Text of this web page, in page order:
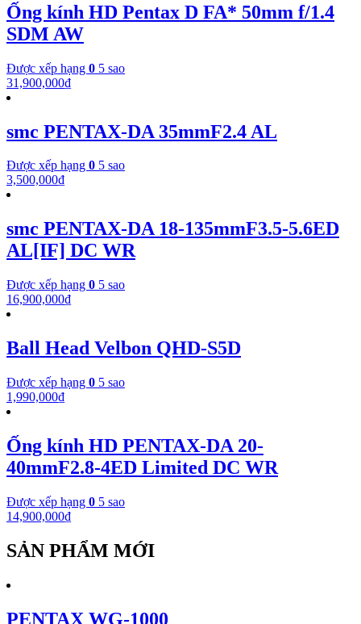
Ống kính HD Pentax D FA* 50mm f/1.4
SDM AW
Được xếp hạng 0 5 sao
31,900,000₫
smc PENTAX-DA 35mmF2.4 AL
Được xếp hạng 0 5 sao
3,500,000₫
smc PENTAX-DA 18-135mmF3.5-5.6ED
AL[IF] DC WR
Được xếp hạng 0 5 sao
16,900,000₫
Ball Head Velbon QHD-S5D
Được xếp hạng 0 5 sao
1,990,000₫
Ống kính HD PENTAX-DA 20-
40mmF2.8-4ED Limited DC WR
Được xếp hạng 0 5 sao
14,900,000₫
SẢN PHẨM MỚI
PENTAX WG-1000